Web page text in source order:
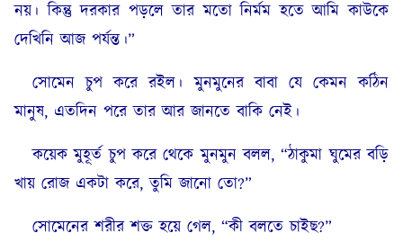
নয়। কিন্তু দরকার পড়লে তার মতো নির্মম হতে আমি কাউকে
দেখিনি আজ পর্যন্ত।”
সোমেন চুপ করে রইল। মুনমুনের বাবা যে কেমন কঠিন
মানুষ, এতদিন পরে তার আর জানতে বাকি নেই।
কয়েক মুহূর্ত চুপ করে থেকে মুনমুন বলল, “ঠাকুমা ঘুমের বড়ি
খায় রোজ একটা করে, তুমি জানো তো?”
সোমেনের শরীর শক্ত হয়ে গেল, “কী বলতে চাইছ?”